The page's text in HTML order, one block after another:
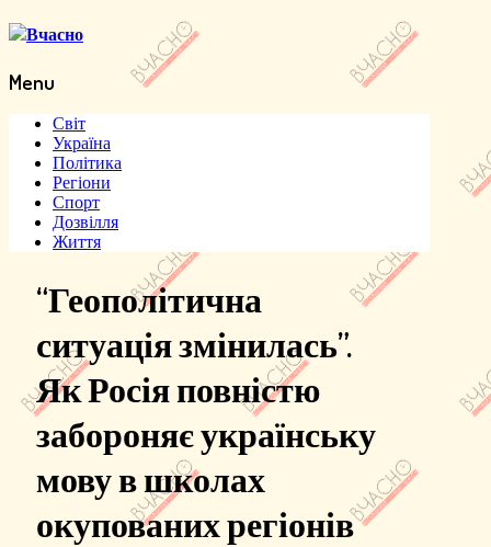
Menu
Menu
Світ
Україна
Політика
Регіони
Спорт
Дозвілля
Життя
“Геополітична
ситуація змінилась”.
Як Росія повністю
забороняє українську
мову в школах
окупованих регіонів